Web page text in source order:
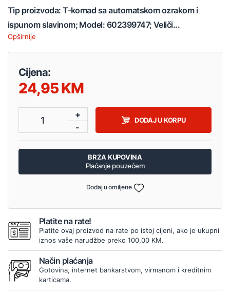
Tip proizvoda: T-komad sa automatskom ozrakom i
ispunom slavinom; Model: 602399747; Veliči...
Opširnije
Cijena:
24,95
1
+
-
DODAJ U KORPU
BRZA KUPOVINA
Plaćanje pouzećem
Dodaj u omiljene
Platite na rate!
Platite ovaj proizvod na rate po istoj cijeni, ako je ukupni
iznos vaše narudžbe preko 100,00 KM.
Način plaćanja
Gotovina, internet bankarstvom, virmanom i kreditnim
karticama.